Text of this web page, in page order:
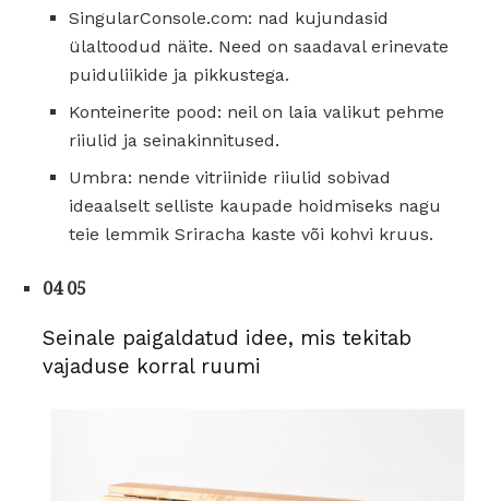
SingularConsole.com: nad kujundasid
ülaltoodud näite. Need on saadaval erinevate
puiduliikide ja pikkustega.
Konteinerite pood: neil on laia valikut pehme
riiulid ja seinakinnitused.
Umbra: nende vitriinide riiulid sobivad
ideaalselt selliste kaupade hoidmiseks nagu
teie lemmik Sriracha kaste või kohvi kruus.
04 05
Seinale paigaldatud idee, mis tekitab
vajaduse korral ruumi